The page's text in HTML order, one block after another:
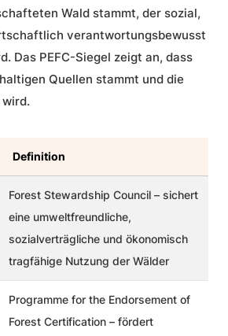
Wald stammt, der sozial,
verantwortungsbewusst
Das PEFC-Siegel zeigt an, dass
Quellen stammt und die
Definition
Forest Stewardship Council – sichert
eine umweltfreundliche,
sozialverträgliche und ökonomisch
tragfähige Nutzung der Wälder
Programme for the Endorsement of
Forest Certification – fördert